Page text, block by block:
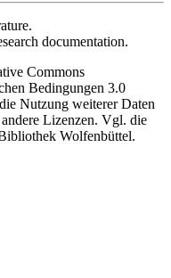
documentation.
Commons
Bedingungen 3.0
Nutzung weiterer Daten
Lizenzen. Vgl. die
Wolfenbüttel.